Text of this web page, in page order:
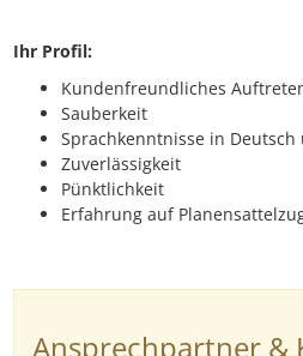
Ihr Profil:
Kundenfreundliches
Sauberkeit
Sprachkenntnisse in Deutsch
Zuverlässigkeit
Pünktlichkeit
Erfahrung auf
Ansprechpartner &